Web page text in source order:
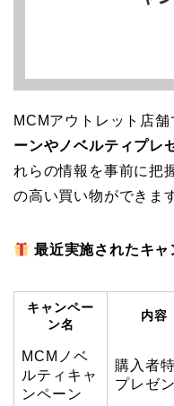
MCMアウトレット店
ーンやノベルティプレ
れらの情報を事前に把
の高い買い物ができま
最近実施されたキャ
キャンペー
ン名
内容
MCMノベ
ルティキャ
ンペーン
購入者
プレゼ